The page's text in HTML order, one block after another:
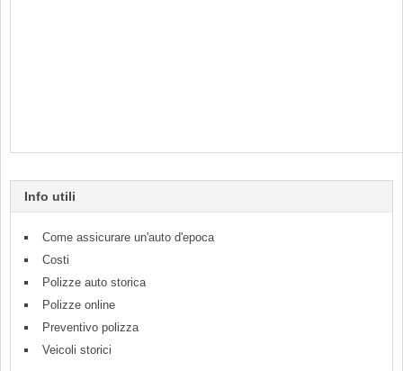
Info utili
Come assicurare un'auto d'epoca
Costi
Polizze auto storica
Polizze online
Preventivo polizza
Veicoli storici